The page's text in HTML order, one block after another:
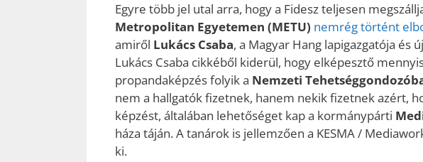
Egyre több jel utal arra, hogy a Fidesz teljesen
Metropolitan Egyetemen (METU) nemrég történt
amiről Lukács Csaba, a Magyar Hang lapigazgatója és
Lukács Csaba cikkéből kiderül, hogy elképesztő
propandaképzés folyik a Nemzeti
nem a hallgatók fizetnek, hanem nekik fizetnek azért,
képzést, általában lehetőséget kap a kormánypárti
háza táján. A tanárok is jellemzően a KESMA /
ki.